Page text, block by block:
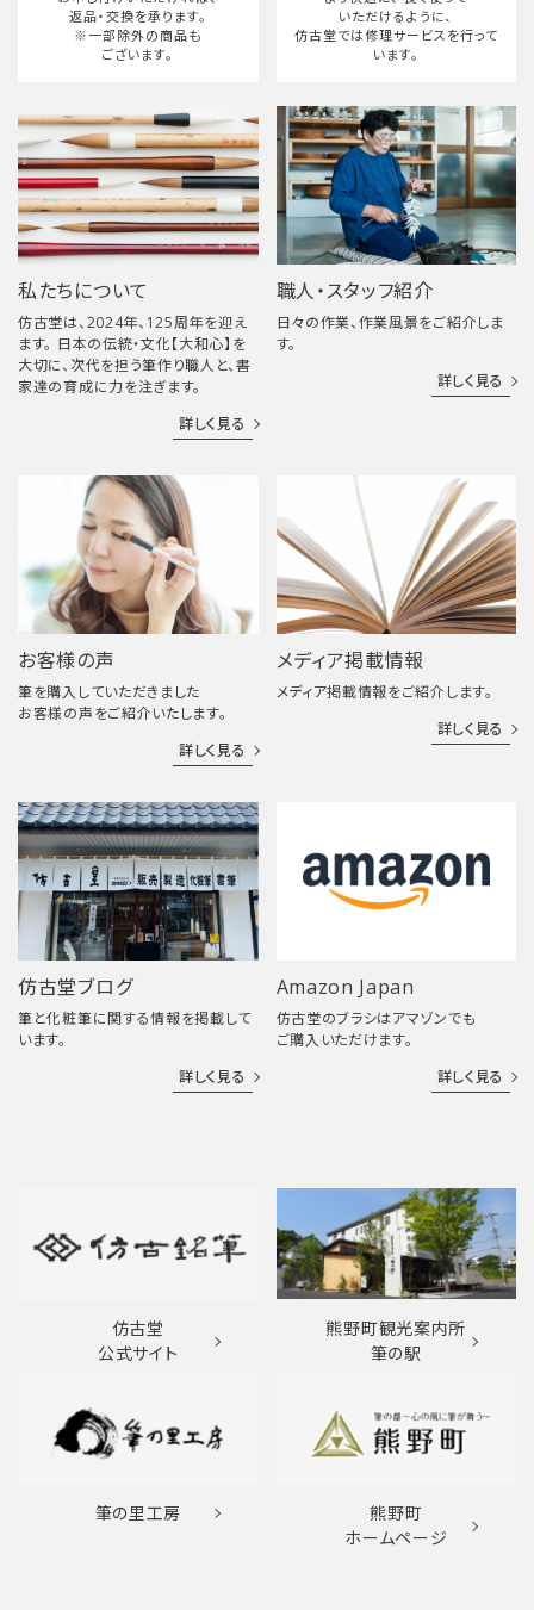
返品・交換を承ります。
※一部除外の商品も
ございます。
いただけるように、
仿古堂では修理サービスを行って
います。
私たちについて
仿古堂は、2024年、125周年を迎え
ます。 日本の伝統・文化【大和心】を
大切に、次代を担う筆作り職人と、書
家達の育成に力を注ぎます。
詳しく見る
職人・スタッフ紹介
日々の作業、作業風景をご紹介しま
す。
詳しく見る
お客様の声
筆を購入していただきました
お客様の声をご紹介いたします。
詳しく見る
メディア掲載情報
メディア掲載情報をご紹介します。
詳しく見る
仿古堂ブログ
筆と化粧筆に関する情報を掲載して
います。
詳しく見る
Amazon Japan
仿古堂のブラシはアマゾンでも
ご購入いただけます。
詳しく見る
仿古堂
公式サイト
熊野町観光案内所
筆の駅
筆の里工房
熊野町
ホームページ